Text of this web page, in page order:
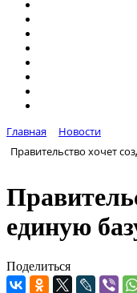
Главная
Новости
Правительство хочет
единую
Поделиться